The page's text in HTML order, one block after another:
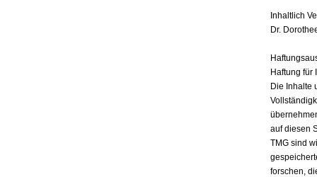
Inhaltlich
Dr.
Haftung für
Die Inhalte
auf diesen
TMG sind
forschen,